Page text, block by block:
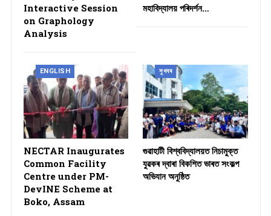
Interactive Session
on Graphology
Analysis
মহাবিদ্যালয় পৰিদৰ্শন…
ENGLISH
NECTAR Inaugurates
Common Facility
Centre under PM-
DevINE Scheme at
Boko, Assam
সুখবৰ
গুৱাহাটী বিশ্ববিদ্যালয়ত নিচামুক্ত
যুৱকৰ দ্বাৰা বিকশিত ভাৰত সংকল্প
অভিযান অনুষ্ঠিত